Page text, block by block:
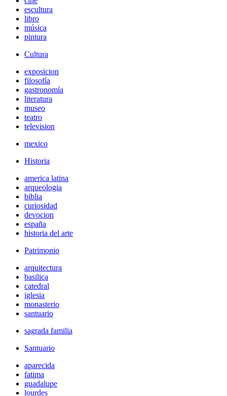
escultura
libro
música
pintura
Cultura
exposicion
filosofía
gastronomía
literatura
museo
teatro
television
mexico
Historia
america latina
arqueologia
biblia
curiosidad
devocion
españa
historia del arte
Patrimonio
arquitectura
basilica
catedral
iglesia
monasterio
santuario
sagrada familia
Santuario
aparecida
fatima
guadalupe
lourdes